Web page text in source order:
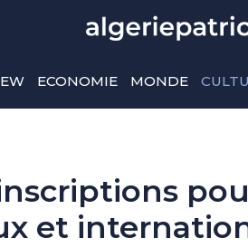
ECONOMIE MONDE
et